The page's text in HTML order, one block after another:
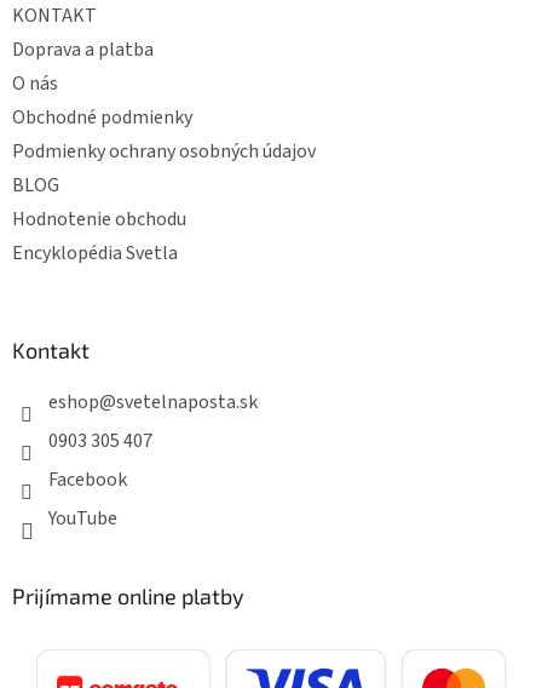
KONTAKT
Doprava a platba
O nás
Obchodné podmienky
Podmienky ochrany osobných údajov
BLOG
Hodnotenie obchodu
Encyklopédia Svetla
Kontakt
eshop@svetelnaposta.sk
0903 305 407
Facebook
YouTube
Prijímame online platby